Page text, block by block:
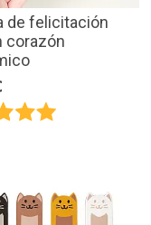
de felicitación
corazón